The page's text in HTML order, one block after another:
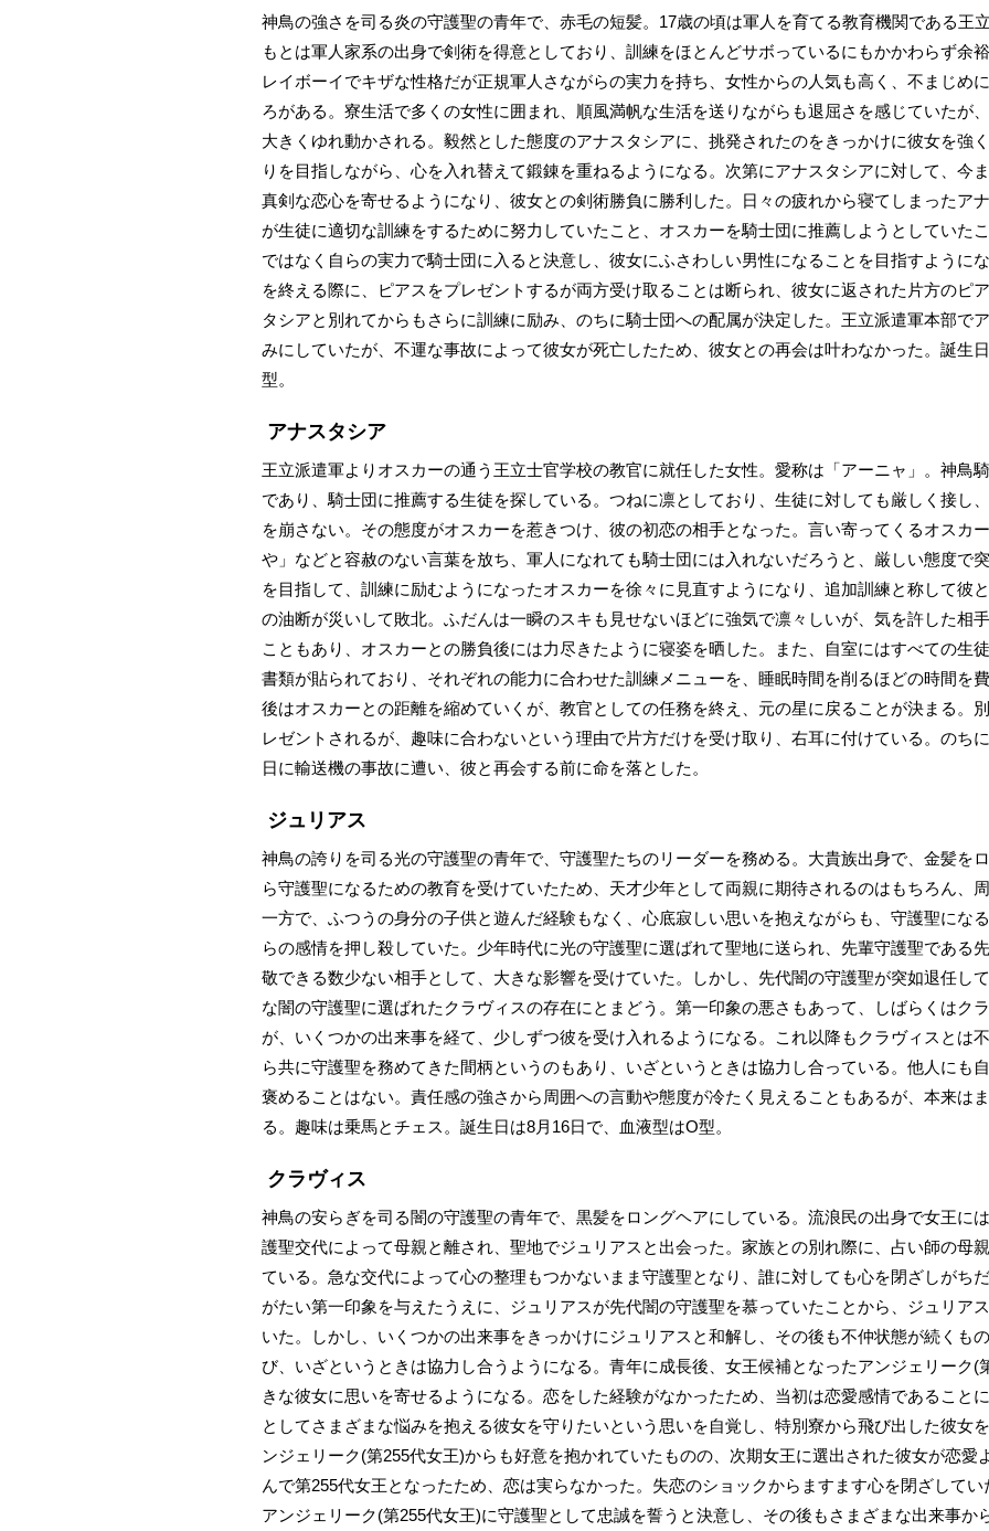
神鳥の強さを司る炎の守護聖の青年で、赤毛の短髪。17歳の頃は軍人を育てる教育機関である王
もとは軍人家系の出身で剣術を得意としており、訓練をほとんどサボっているにもかかわらず余
レイボーイでキザな性格だが正規軍人さながらの実力を持ち、女性からの人気も高く、不まじめ
ろがある。寮生活で多くの女性に囲まれ、順風満帆な生活を送りながらも退屈さを感じていたが
大きくゆれ動かされる。毅然とした態度のアナスタシアに、挑発されたのをきっかけに彼女を強
りを目指しながら、心を入れ替えて鍛錬を重ねるようになる。次第にアナスタシアに対して、今
真剣な恋心を寄せるようになり、彼女との剣術勝負に勝利した。日々の疲れから寝てしまったア
が生徒に適切な訓練をするために努力していたこと、オスカーを騎士団に推薦しようとしていた
ではなく自らの実力で騎士団に入ると決意し、彼女にふさわしい男性になることを目指すように
を終える際に、ピアスをプレゼントするが両方受け取ることは断られ、彼女に返された片方のピ
タシアと別れてからもさらに訓練に励み、のちに騎士団への配属が決定した。王立派遣軍本部で
みにしていたが、不運な事故によって彼女が死亡したため、彼女との再会は叶わなかった。誕生
型。
アナスタシア
王立派遣軍よりオスカーの通う王立士官学校の教官に就任した女性。愛称は「アーニャ」。神鳥
であり、騎士団に推薦する生徒を探している。つねに凛としており、生徒に対しても厳しく接し
を崩さない。その態度がオスカーを惹きつけ、彼の初恋の相手となった。言い寄ってくるオスカ
や」などと容赦のない言葉を放ち、軍人になれても騎士団には入れないだろうと、厳しい態度で
を目指して、訓練に励むようになったオスカーを徐々に見直すようになり、追加訓練と称して彼
の油断が災いして敗北。ふだんは一瞬のスキも見せないほどに強気で凛々しいが、気を許した相
こともあり、オスカーとの勝負後には力尽きたように寝姿を晒した。また、自室にはすべての生
書類が貼られており、それぞれの能力に合わせた訓練メニューを、睡眠時間を削るほどの時間を
後はオスカーとの距離を縮めていくが、教官としての任務を終え、元の星に戻ることが決まる。
レゼントされるが、趣味に合わないという理由で片方だけを受け取り、右耳に付けている。のち
日に輸送機の事故に遭い、彼と再会する前に命を落とした。
ジュリアス
神鳥の誇りを司る光の守護聖の青年で、守護聖たちのリーダーを務める。大貴族出身で、金髪を
ら守護聖になるための教育を受けていたため、天才少年として両親に期待されるのはもちろん、
一方で、ふつうの身分の子供と遊んだ経験もなく、心底寂しい思いを抱えながらも、守護聖にな
らの感情を押し殺していた。少年時代に光の守護聖に選ばれて聖地に送られ、先輩守護聖である
敬できる数少ない相手として、大きな影響を受けていた。しかし、先代闇の守護聖が突如退任し
な闇の守護聖に選ばれたクラヴィスの存在にとまどう。第一印象の悪さもあって、しばらくはク
が、いくつかの出来事を経て、少しずつ彼を受け入れるようになる。これ以降もクラヴィスとは
ら共に守護聖を務めてきた間柄というのもあり、いざというときは協力し合っている。他人にも
褒めることはない。責任感の強さから周囲への言動や態度が冷たく見えることもあるが、本来は
る。趣味は乗馬とチェス。誕生日は8月16日で、血液型はO型。
クラヴィス
神鳥の安らぎを司る闇の守護聖の青年で、黒髪をロングヘアにしている。流浪民の出身で女王に
護聖交代によって母親と離され、聖地でジュリアスと出会った。家族との別れ際に、占い師の母
ている。急な交代によって心の整理もつかないまま守護聖となり、誰に対しても心を閉ざしがち
がたい第一印象を与えたうえに、ジュリアスが先代闇の守護聖を慕っていたことから、ジュリア
いた。しかし、いくつかの出来事をきっかけにジュリアスと和解し、その後も不仲状態が続くも
び、いざというときは協力し合うようになる。青年に成長後、女王候補となったアンジェリーク(
きな彼女に思いを寄せるようになる。恋をした経験がなかったため、当初は恋愛感情であること
としてさまざまな悩みを抱える彼女を守りたいという思いを自覚し、特別寮から飛び出した彼女
ンジェリーク(第255代女王)からも好意を抱かれていたものの、次期女王に選出された彼女が恋愛
んで第255代女王となったため、恋は実らなかった。失恋のショックからますます心を閉ざして
アンジェリーク(第255代女王)に守護聖として忠誠を誓うと決意し、その後もさまざまな出来事か